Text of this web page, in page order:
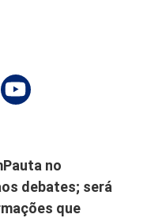
no
debates; será
que